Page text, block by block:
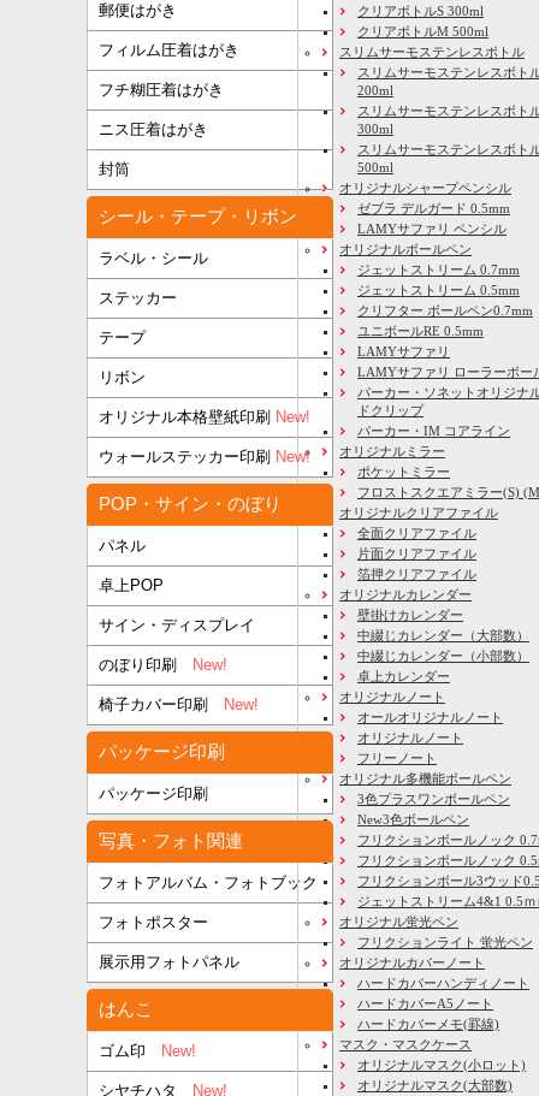
郵便はがき
フィルム圧着はがき
フチ糊圧着はがき
ニス圧着はがき
封筒
シール・テープ・リボン
ラベル・シール
ステッカー
テープ
リボン
オリジナル本格壁紙印刷 New!
ウォールステッカー印刷 New!
POP・サイン・のぼり
パネル
卓上POP
サイン・ディスプレイ
のぼり印刷 New!
椅子カバー印刷 New!
パッケージ印刷
パッケージ印刷
写真・フォト関連
フォトアルバム・フォトブック
フォトポスター
展示用フォトパネル
はんこ
ゴム印 New!
シヤチハタ New!
クリアボトルS 300ml
クリアボトルM 500ml
スリムサーモステンレスボトル
スリムサーモステンレスボト
200ml
スリムサーモステンレスボト
300ml
スリムサーモステンレスボト
500ml
オリジナルシャープペンシル
ゼブラ デルガード 0.5mm
LAMYサファリ ペンシル
オリジナルボールペン
ジェットストリーム 0.7mm
ジェットストリーム 0.5mm
クリフター ボールペン0.7mm
ユニボールRE 0.5mm
LAMYサファリ
LAMYサファリ ローラーボー
パーカー・ソネットオリジナ
ドクリップ
パーカー・IM コアライン
オリジナルミラー
ポケットミラー
フロストスクエアミラー(S)
オリジナルクリアファイル
全面クリアファイル
片面クリアファイル
箔押クリアファイル
オリジナルカレンダー
壁掛けカレンダー
中綴じカレンダー（大部数）
中綴じカレンダー（小部数）
卓上カレンダー
オリジナルノート
オールオリジナルノート
オリジナルノート
フリーノート
オリジナル多機能ボールペン
3色プラスワンボールペン
New3色ボールペン
フリクションボールノック
フリクションボールノック
フリクションボール3ウッド
ジェットストリーム4&1 0.5ｍ
オリジナル蛍光ペン
フリクションライト 蛍光ペン
オリジナルカバーノート
ハードカバーハンディノート
ハードカバーA5ノート
ハードカバーメモ(罫線)
マスク・マスクケース
オリジナルマスク(小ロット)
オリジナルマスク(大部数)